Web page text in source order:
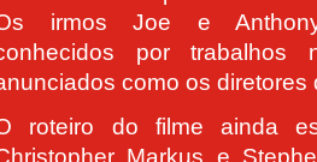
irmos Joe e
por
como os diretores
roteiro do filme ainda
Markus e